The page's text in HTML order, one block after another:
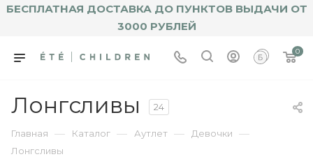
БЕСПЛАТНАЯ ДОСТАВКА ДО ПУНКТОВ ВЫДАЧИ ОТ
3000 РУБЛЕЙ
0
Лонгсливы 24
Главная — Каталог — Аутлет — Девочки —
Лонгсливы